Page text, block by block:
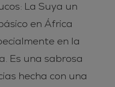
La Suya un
en África
en la
Es una sabrosa
hecha con una